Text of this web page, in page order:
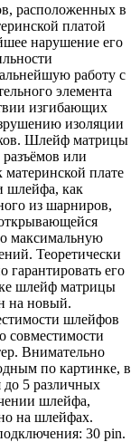
расположенных в
платой
нарушение его
работу с
элемента
изгибающих
изоляции
Шлейф матрицы
или
плате
шлейфа, как
из шарниров,
максимальную
Теоретически
гарантировать его
шлейф матрицы
на новый.
шлейфов
совместимости
Внимательно
по картинке, в
до 5 различных
шлейфа,
на шлейфах.
30 pin.